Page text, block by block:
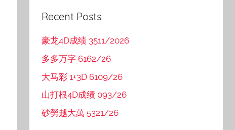
Recent Posts
豪龙4D成绩 3511/2026
多多万字 6162/26
大马彩 1+3D 6109/26
山打根4D成绩 093/26
砂勞越大萬 5321/26